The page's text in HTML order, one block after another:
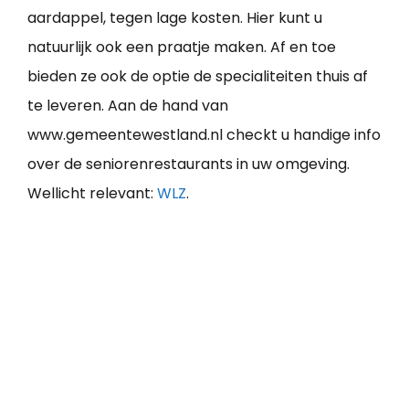
aardappel, tegen lage kosten. Hier kunt u
natuurlijk ook een praatje maken. Af en toe
bieden ze ook de optie de specialiteiten thuis af
te leveren. Aan de hand van
www.gemeentewestland.nl checkt u handige info
over de seniorenrestaurants in uw omgeving.
Wellicht relevant: WLZ.